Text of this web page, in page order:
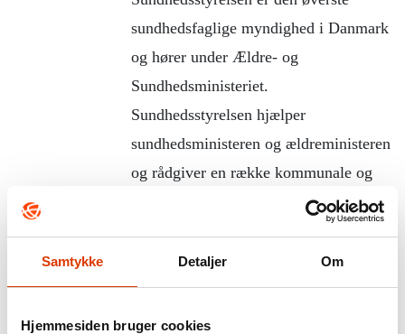
Samtykke Detaljer Om
Hjemmesiden bruger cookies
sundhedsfaglige myndighed i Danmark
og hører under Ældre- og
Sundhedsministeriet.
Sundhedsstyrelsen hjælper
sundhedsministeren og ældreministeren
og rådgiver en række kommunale og
regionale myndigheder. Styrelsen skal
sundhedsydelser af høj faglig kvalitet.
Styrelsens hovedopgave er at
forebygge sygdom ved at oplyse